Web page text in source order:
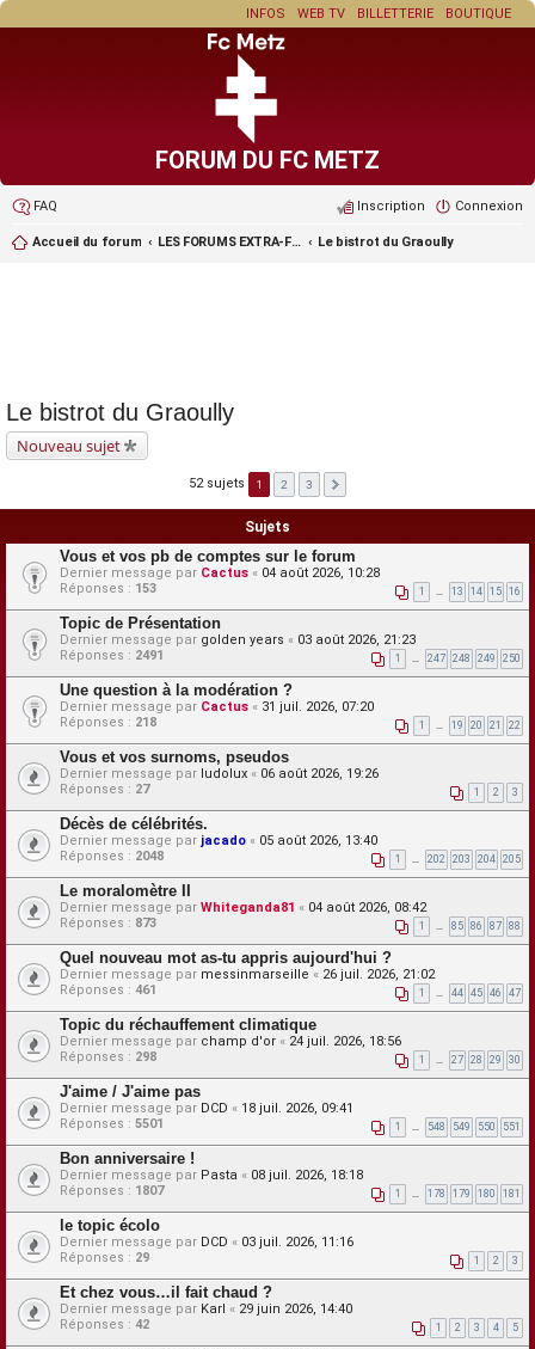
BOUTIQUE
BILLETTERIE
WEB TV
INFOS
FORUM DU FC METZ
FAQ Connexion
Inscription
Accueil du forum LES FORUMS EXTRA-FOOT ET LES JEUX Le bistrot du Graoully
Le bistrot du Graoully
Nouveau sujet
52 sujets 1 2 3
Sujets
Vous et vos pb de comptes sur le forum
Dernier message par Cactus « 04 août 2026, 10:28
Réponses : 153 1 … 13 14 15 16
Topic de Présentation
Dernier message par golden years « 03 août 2026, 21:23
Réponses : 2491 1 … 247 248 249 250
Une question à la modération ?
Dernier message par Cactus « 31 juil. 2026, 07:20
Réponses : 218 1 … 19 20 21 22
Vous et vos surnoms, pseudos
Dernier message par ludolux « 06 août 2026, 19:26
Réponses : 27 1 2 3
Décès de célébrités.
Dernier message par jacado « 05 août 2026, 13:40
Réponses : 2048 1 … 202 203 204 205
Le moralomètre II
Dernier message par Whiteganda81 « 04 août 2026, 08:42
Réponses : 873 1 … 85 86 87 88
Quel nouveau mot as-tu appris aujourd'hui ?
Dernier message par messinmarseille « 26 juil. 2026, 21:02
Réponses : 461 1 … 44 45 46 47
Topic du réchauffement climatique
Dernier message par champ d'or « 24 juil. 2026, 18:56
Réponses : 298 1 … 27 28 29 30
J'aime / J'aime pas
Dernier message par DCD « 18 juil. 2026, 09:41
Réponses : 5501 1 … 548 549 550 551
Bon anniversaire !
Dernier message par Pasta « 08 juil. 2026, 18:18
Réponses : 1807 1 … 178 179 180 181
le topic écolo
Dernier message par DCD « 03 juil. 2026, 11:16
Réponses : 29 1 2 3
Et chez vous…il fait chaud ?
Dernier message par Karl « 29 juin 2026, 14:40
Réponses : 42 1 2 3 4 5